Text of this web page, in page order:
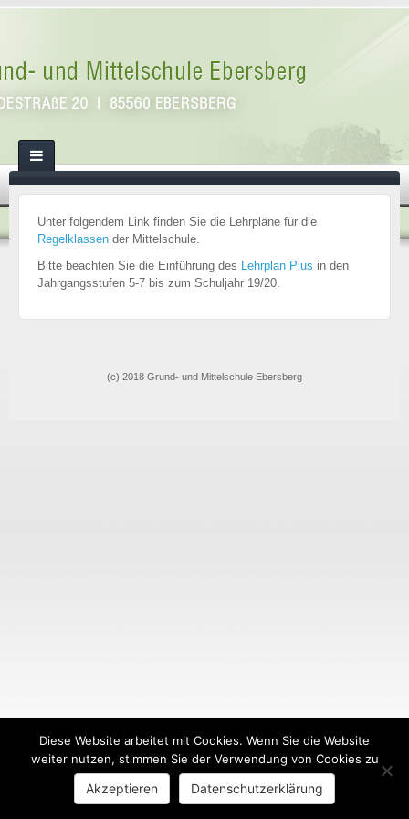
Unter folgendem Link finden Sie die Lehrpläne für die
Regelklassen der Mittelschule.
Bitte beachten Sie die Einführung des Lehrplan Plus in den
Jahrgangsstufen 5-7 bis zum Schuljahr 19/20.
(c) 2018 Grund- und Mittelschule Ebersberg
Diese Website arbeitet mit Cookies. Wenn Sie die Website
weiter nutzen, stimmen Sie der Verwendung von Cookies zu
Akzeptieren Datenschutzerklärung